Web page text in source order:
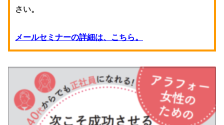
さい。
メールセミナーの詳細は、こちら。